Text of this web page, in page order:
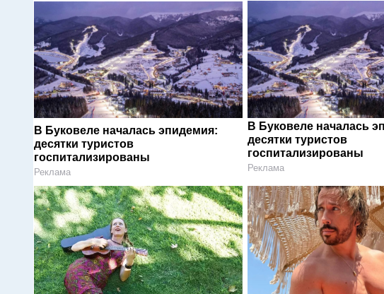
В Буковеле началась эпидемия:
десятки туристов
госпитализированы
Реклама
В Буковеле началась
десятки туристов
госпитализированы
Реклама